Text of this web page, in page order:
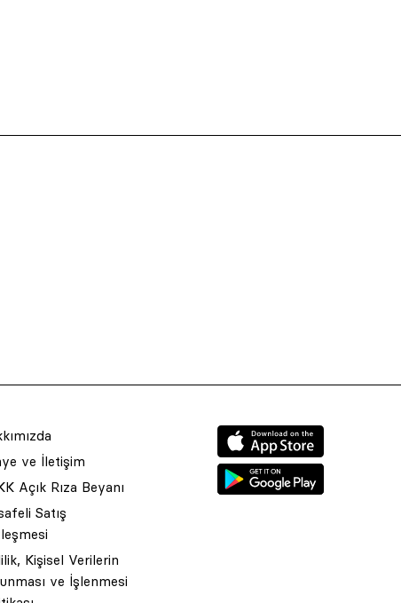
ve İletişim
Açık Rıza Beyanı
Satış
Kişisel Verilerin
ve İşlenmesi